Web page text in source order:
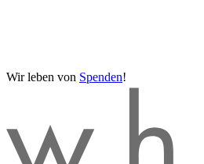
Wir leben von Spenden!